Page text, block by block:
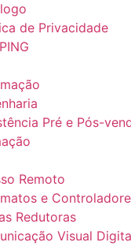
de Privacidade
Pré e Pós-
Remoto
e
Redutoras
Visual